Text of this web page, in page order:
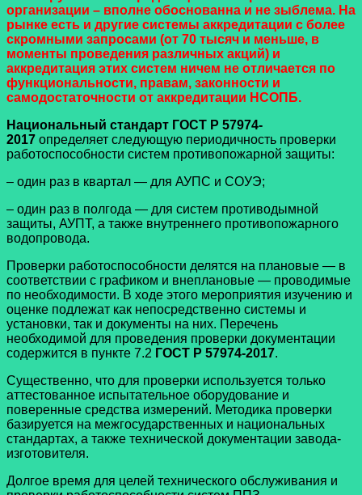
организации – вполне обоснованна и не зыблема. На
рынке есть и другие системы аккредитации с более
скромными запросами (от 70 тысяч и меньше, в
моменты проведения различных акций) и
аккредитация этих систем ничем не отличается по
функциональности, правам, законности и
самодостаточности от аккредитации НСОПБ.
Национальный стандарт ГОСТ Р 57974-
2017 определяет следующую периодичность проверки
работоспособности систем противопожарной защиты:
– один раз в квартал — для АУПС и СОУЭ;
– один раз в полгода — для систем противодымной
защиты, АУПТ, а также внутреннего противопожарного
водопровода.
Проверки работоспособности делятся на плановые — в
соответствии с графиком и внеплановые — проводимые
по необходимости. В ходе этого мероприятия изучению и
оценке подлежат как непосредственно системы и
установки, так и документы на них. Перечень
необходимой для проведения проверки документации
содержится в пункте 7.2 ГОСТ Р 57974-2017.
Существенно, что для проверки используется только
аттестованное испытательное оборудование и
поверенные средства измерений. Методика проверки
базируется на межгосударственных и национальных
стандартах, а также технической документации завода-
изготовителя.
Долгое время для целей технического обслуживания и